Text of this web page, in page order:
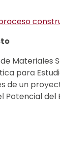
Materiales
para
de un
Potencial